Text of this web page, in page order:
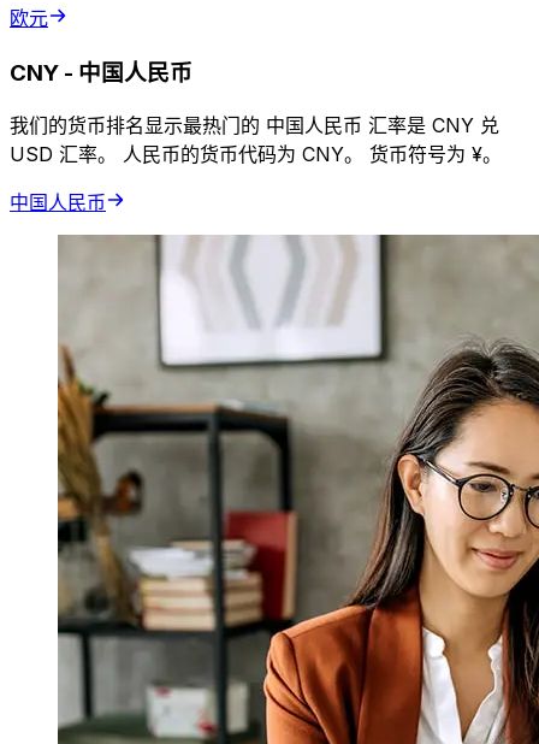
欧元
CNY - 中国人民币
我们的货币排名显示最热门的 中国人民币 汇率是 CNY 兑
USD 汇率。 人民币的货币代码为 CNY。 货币符号为 ¥。
中国人民币